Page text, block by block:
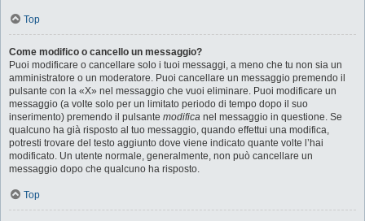
Top
Come modifico o cancello un messaggio?
Puoi modificare o cancellare solo i tuoi messaggi, a meno che tu non sia un
amministratore o un moderatore. Puoi cancellare un messaggio premendo il
pulsante con la «X» nel messaggio che vuoi eliminare. Puoi modificare un
messaggio (a volte solo per un limitato periodo di tempo dopo il suo
inserimento) premendo il pulsante modifica nel messaggio in questione. Se
qualcuno ha già risposto al tuo messaggio, quando effettui una modifica,
potresti trovare del testo aggiunto dove viene indicato quante volte l’hai
modificato. Un utente normale, generalmente, non può cancellare un
messaggio dopo che qualcuno ha risposto.
Top